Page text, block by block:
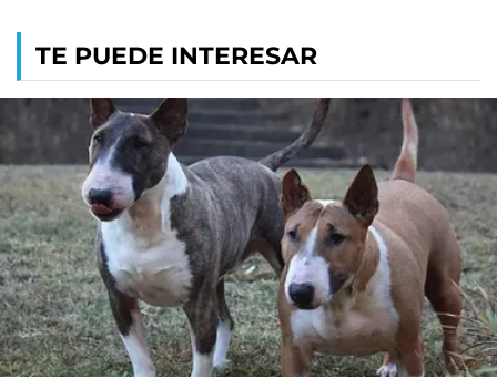
TE PUEDE INTERESAR